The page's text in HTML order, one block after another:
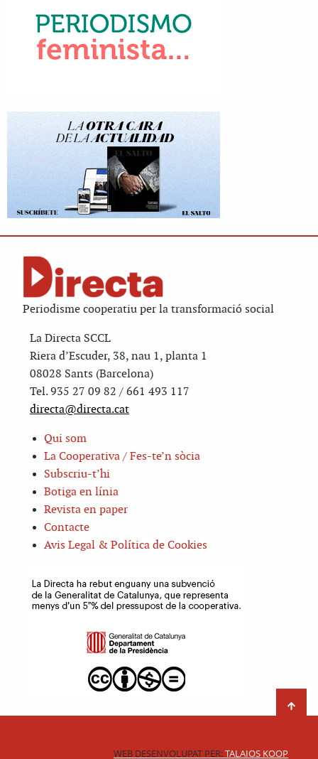
Periodisme cooperatiu per la transformació social
La Directa SCCL
Riera d’Escuder, 38, nau 1, planta 1
08028 Sants (Barcelona)
Tel. 935 27 09 82 / 661 493 117
directa@directa.cat
Qui som
La Cooperativa / Fes-te’n sòcia
Subscriu-t’hi
Botiga en línia
Revista en paper
Contacte
Avis Legal & Política de Cookies
WEB DESENVOLUPAT PER:TALAIOS KOOP